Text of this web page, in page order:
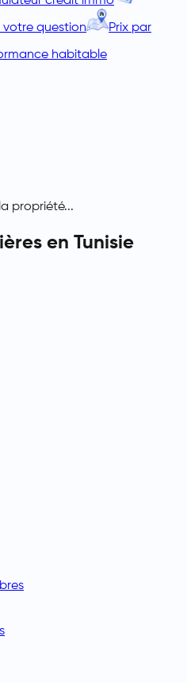
votre question Prix par
habitable
propriété...
en Tunisie